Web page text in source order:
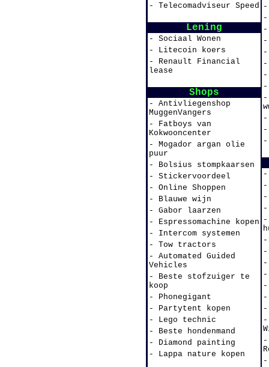
- Telecomadviseur Speed
Lening
- Sociaal Wonen
- Litecoin koers
- Renault Financial
lease
Shops
- Antivliegenshop
MuggenVangers
- Fatboys van
Kokwooncenter
- Mogador argan olie
puur
- Bolsius stompkaarsen
- Stickervoordeel
- Online Shoppen
- Blauwe wijn
- Gabor laarzen
- Espressomachine kopen
- Intercom systemen
- Tow tractors
- Automated Guided
Vehicles
- Beste stofzuiger te
koop
- Phonegigant
- Partytent kopen
- Lego technic
- Beste hondenmand
- Diamond painting
- Lappa nature kopen
-
-
-
-
-
-
-
-
-
-
-
-
-
-
-
-
-
-
-
-
-
-